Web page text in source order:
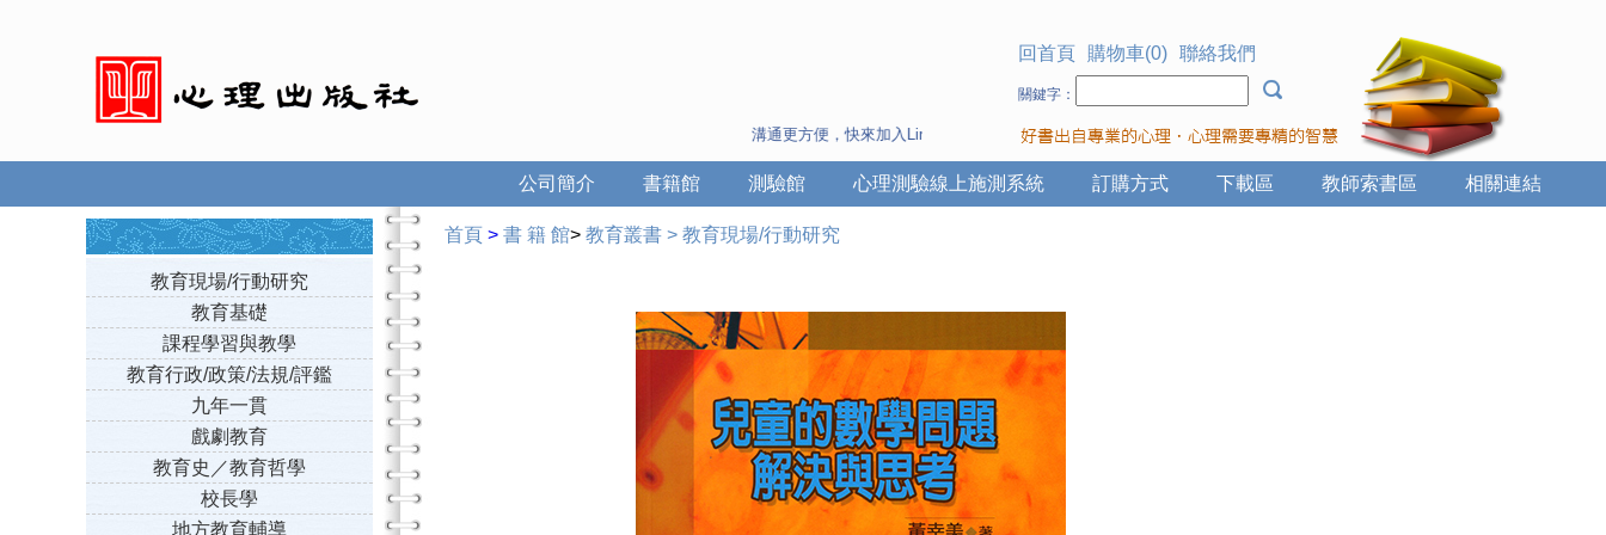
溝通更方便，快來加入Line 與 Wechat ~
回首頁 購物車(0) 聯絡我們
關鍵字：
相關連結
教師索書區
下載區
訂購方式
心理測驗線上施測系統
測驗館
書籍館
公司簡介
教育現場/行動研究
教育基礎
課程學習與教學
教育行政/政策/法規/評鑑
九年一貫
戲劇教育
教育史／教育哲學
校長學
地方教育輔導
首頁 > 書 籍 館> 教育叢書 > 教育現場/行動研究